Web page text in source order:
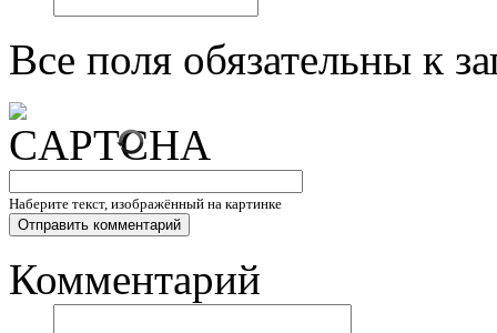
Все поля обязательны к
Наберите текст, изображённый на картинке
Комментарий